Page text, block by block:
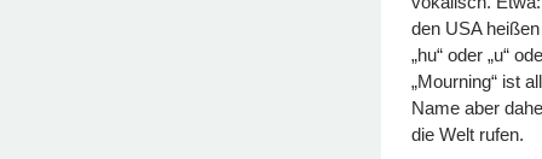
den USA heißen
„hu“ oder „u“
„Mourning“ ist
Name aber
die Welt rufen.